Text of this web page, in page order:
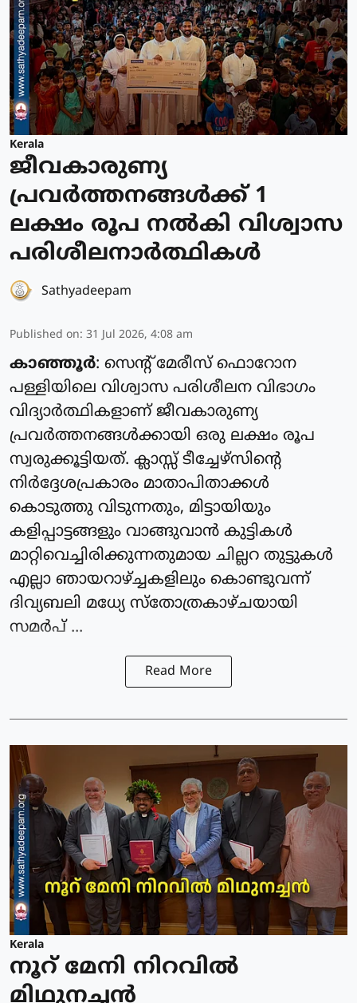
Kerala
ജീവകാരുണ്യ
പ്രവർത്തനങ്ങൾക്ക് 1
ലക്ഷം രൂപ നൽകി വിശ്വാസ
പരിശീലനാർത്ഥികൾ
Sathyadeepam
Published on: 31 Jul 2026, 4:08 am
കാഞ്ഞൂർ: സെന്റ് മേരീസ് ഫൊറോന
പള്ളിയിലെ വിശ്വാസ പരിശീലന വിഭാഗം
വിദ്യാർത്ഥികളാണ് ജീവകാരുണ്യ
പ്രവർത്തനങ്ങൾക്കായി ഒരു ലക്ഷം രൂപ
സ്വരുക്കൂട്ടിയത്. ക്ലാസ്സ്‌ ടീച്ചേഴ്സിന്റെ
നിർദ്ദേശപ്രകാരം മാതാപിതാക്കൾ
കൊടുത്തു വിടുന്നതും, മിട്ടായിയും
കളിപ്പാട്ടങ്ങളും വാങ്ങുവാൻ കുട്ടികൾ
മാറ്റിവെച്ചിരിക്കുന്നതുമായ ചില്ലറ തുട്ടുകൾ
എല്ലാ ഞായറാഴ്ച്ചകളിലും കൊണ്ടുവന്ന്
ദിവ്യബലി മധ്യേ സ്തോത്രകാഴ്ചയായി
സമർപ് ...
Read More
Kerala
നൂറ് മേനി നിറവിൽ
മിഥുനച്ചൻ